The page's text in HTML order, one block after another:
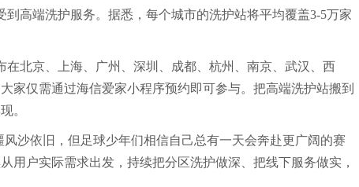
高端洗护服务。据悉，每个城市的洗护站将平均覆盖3-5万家
北京、上海、广州、深圳、成都、杭州、南京、武汉、西
家仅需通过海信爱家小程序预约即可参与。把高端洗护站搬到
。
依旧，但足球少年们相信自己总有一天会奔赴更广阔的赛
用户实际需求出发，持续把分区洗护做深、把线下服务做实，